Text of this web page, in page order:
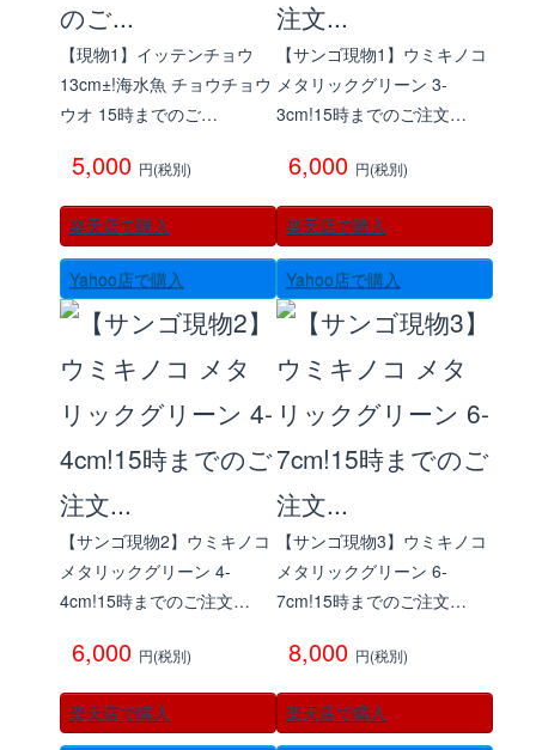
【現物1】イッテンチョウ
13cm±!海水魚 チョウチョウ
ウオ 15時までのご…
5,000 円(税別)
楽天店で購入
Yahoo店で購入
【サンゴ現物1】ウミキノコ
メタリックグリーン 3-
3cm!15時までのご注文…
6,000 円(税別)
楽天店で購入
Yahoo店で購入
【サンゴ現物2】ウミキノコ
メタリックグリーン 4-
4cm!15時までのご注文…
6,000 円(税別)
楽天店で購入
【サンゴ現物3】ウミキノコ
メタリックグリーン 6-
7cm!15時までのご注文…
8,000 円(税別)
楽天店で購入